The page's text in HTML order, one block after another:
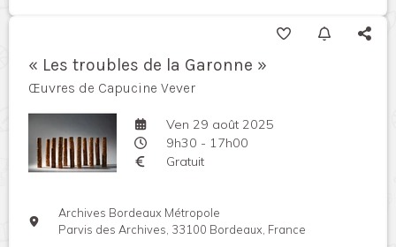
« Les troubles de la Garonne »
Œuvres de Capucine Vever
Ven 29 août 2025
9h30 - 17h00
Gratuit
Archives Bordeaux Métropole
Parvis des Archives, 33100 Bordeaux, France